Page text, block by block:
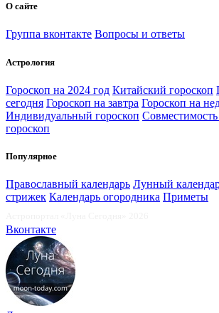
О сайте
Группа вконтакте Вопросы и ответы
Астрология
Гороскоп на 2024 год Китайский гороскоп
сегодня Гороскоп на завтра Гороскоп на
Индивидуальный гороскоп Совместимость
гороскоп
Популярное
Православный календарь Лунный
стрижек Календарь огородника Приметы
Вконтакте